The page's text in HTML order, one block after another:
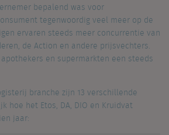
bepalend was voor
tegenwoordig veel meer op de
ervaren steeds meer concurrentie van
de Action en andere prijsvechters.
en supermarkten een steeds
branche zijn 13 verschillende
hoe het Etos, DA, DIO en Kruidvat
jaar: